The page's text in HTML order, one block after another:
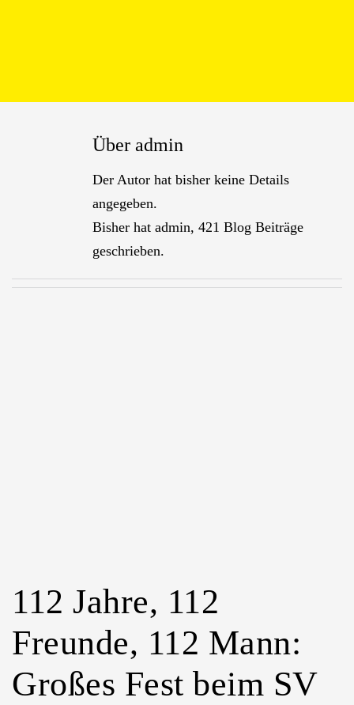
Über admin
Der Autor hat bisher keine Details
angegeben.
Bisher hat admin, 421 Blog Beiträge
geschrieben.
112 Jahre, 112
Freunde, 112 Mann:
Großes Fest beim SV